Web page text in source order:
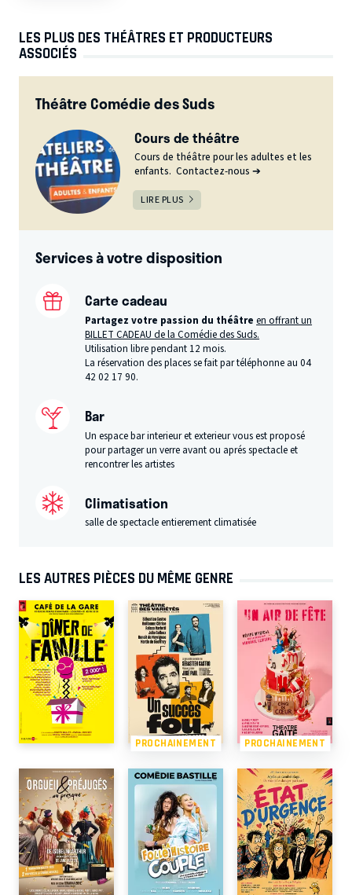
LES PLUS DES THÉÂTRES ET PRODUCTEURS
ASSOCIÉS
Théâtre Comédie des Suds
Cours de théâtre
Cours de théâtre pour les adultes et les
enfants. Contactez-nous ➔
LIRE PLUS
Services à votre disposition
Carte cadeau
Partagez votre passion du théâtre en offrant un
BILLET CADEAU de la Comédie des Suds.
Utilisation libre pendant 12 mois.
La réservation des places se fait par téléphonne au 04
42 02 17 90.
Bar
Un espace bar interieur et exterieur vous est proposé
pour partager un verre avant ou aprés spectacle et
rencontrer les artistes
Climatisation
salle de spectacle entierement climatisée
LES AUTRES PIÈCES DU MÊME GENRE
PROCHAINEMENT PROCHAINEMENT